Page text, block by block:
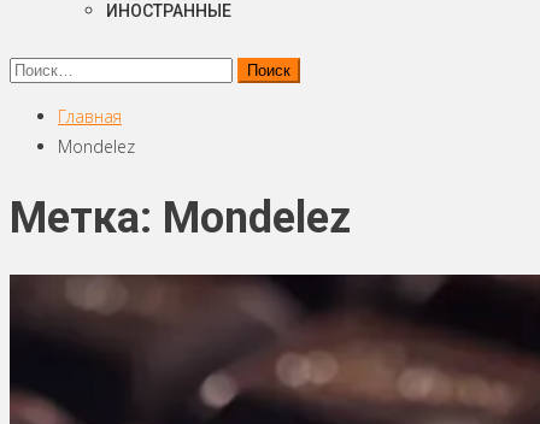
ИНОСТРАННЫЕ
Найти:
Главная
Mondelez
Метка: Mondelez